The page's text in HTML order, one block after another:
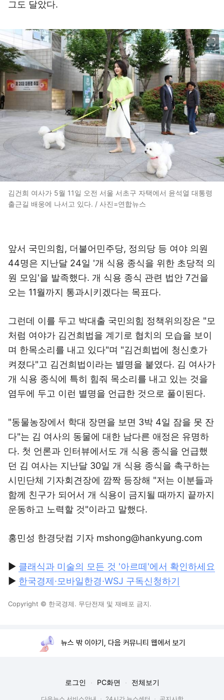
그도 달았다.
김건희 여사가 5월 11일 오전 서울 서초구 자택에서 윤석열 대통령
출근길 배웅에 나서고 있다. / 사진=연합뉴스
앞서 국민의힘, 더불어민주당, 정의당 등 여야 의원
44명은 지난달 24일 '개 식용 종식을 위한 초당적 의
원 모임'을 발족했다. 개 식용 종식 관련 법안 7건을
오는 11월까지 통과시키겠다는 목표다.
그런데 이를 두고 박대출 국민의힘 정책위의장은 "모
처럼 여야가 김건희법을 계기로 협치의 모습을 보이
며 한목소리를 내고 있다"며 "김건희법에 청신호가
켜졌다"고 김건희법이라는 별명을 붙였다. 김 여사가
개 식용 종식에 특히 힘줘 목소리를 내고 있는 것을
염두에 두고 이런 별명을 언급한 것으로 풀이된다.
"동물농장에서 학대 장면을 보면 3박 4일 잠을 못 잔
다"는 김 여사의 동물에 대한 남다른 애정은 유명하
다. 첫 언론과 인터뷰에서도 개 식용 종식을 언급했
던 김 여사는 지난달 30일 개 식용 종식을 촉구하는
시민단체 기자회견장에 깜짝 등장해 "저는 이분들과
함께 친구가 되어서 개 식용이 금지될 때까지 끝까지
운동하고 노력할 것"이라고 말했다.
홍민성 한경닷컴 기자 mshong@hankyung.com
▶ 클래식과 미술의 모든 것 '아르떼'에서 확인하세요
▶ 한국경제·모바일한경·WSJ 구독신청하기
Copyright © 한국경제. 무단전재 및 재배포 금지.
뉴스 밖 이야기, 다음 커뮤니티 웹에서 보기
로그인 PC화면 전체보기